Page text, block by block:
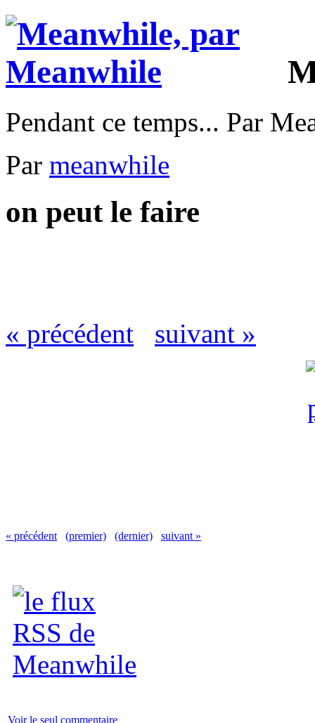
Pendant ce temps... Par
Par meanwhile
on peut le faire
« précédent suivant »
« précédent (premier) (dernier) suivant »
Voir le seul commentaire